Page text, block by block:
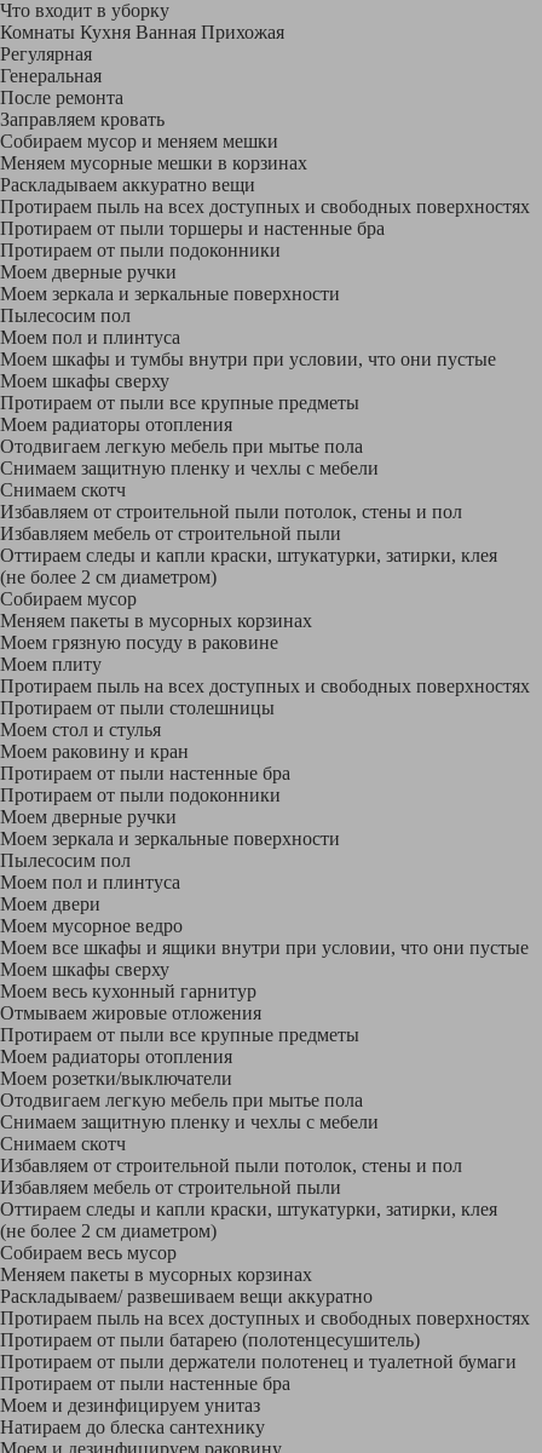
Что входит в уборку
Регу­лярная
Гене­ральная
После ремонта
Заправляем кровать
Собираем мусор и меняем мешки
Меняем мусорные мешки в корзинах
Раскладываем аккуратно вещи
Протираем пыль на всех доступных и свободных поверхностях
Протираем от пыли торшеры и настенные бра
Протираем от пыли подоконники
Моем дверные ручки
Моем зеркала и зеркальные поверхности
Пылесосим пол
Моем пол и плинтуса
Моем шкафы и тумбы внутри при условии, что они пустые
Моем шкафы сверху
Протираем от пыли все крупные предметы
Моем радиаторы отопления
Отодвигаем легкую мебель при мытье пола
Снимаем защитную пленку и чехлы с мебели
Снимаем скотч
Избавляем от строительной пыли потолок, стены и пол
Избавляем мебель от строительной пыли
Оттираем следы и капли краски, штукатурки, затирки, клея
(не более 2 см диаметром)
Собираем мусор
Меняем пакеты в мусорных корзинах
Моем грязную посуду в раковине
Моем плиту
Протираем пыль на всех доступных и свободных поверхностях
Протираем от пыли столешницы
Моем стол и стулья
Моем раковину и кран
Протираем от пыли настенные бра
Протираем от пыли подоконники
Моем дверные ручки
Моем зеркала и зеркальные поверхности
Пылесосим пол
Моем пол и плинтуса
Моем двери
Моем мусорное ведро
Моем все шкафы и ящики внутри при условии, что они пустые
Моем шкафы сверху
Моем весь кухонный гарнитур
Отмываем жировые отложения
Протираем от пыли все крупные предметы
Моем радиаторы отопления
Моем розетки/выключатели
Отодвигаем легкую мебель при мытье пола
Снимаем защитную пленку и чехлы с мебели
Снимаем скотч
Избавляем от строительной пыли потолок, стены и пол
Избавляем мебель от строительной пыли
Оттираем следы и капли краски, штукатурки, затирки, клея
(не более 2 см диаметром)
Собираем весь мусор
Меняем пакеты в мусорных корзинах
Раскладываем/ развешиваем вещи аккуратно
Протираем пыль на всех доступных и свободных поверхностях
Протираем от пыли батарею (полотенцесушитель)
Протираем от пыли держатели полотенец и туалетной бумаги
Протираем от пыли настенные бра
Моем и дезинфицируем унитаз
Натираем до блеска сантехнику
Моем и дезинфицируем раковину